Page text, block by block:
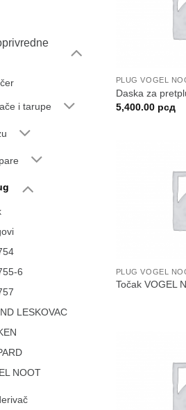
i tarupe
6
LESKOVAC
NOOT
PLUG VOGEL
Daska za
5,400.00 рсд
PLUG VOGEL
Točak VOGEL